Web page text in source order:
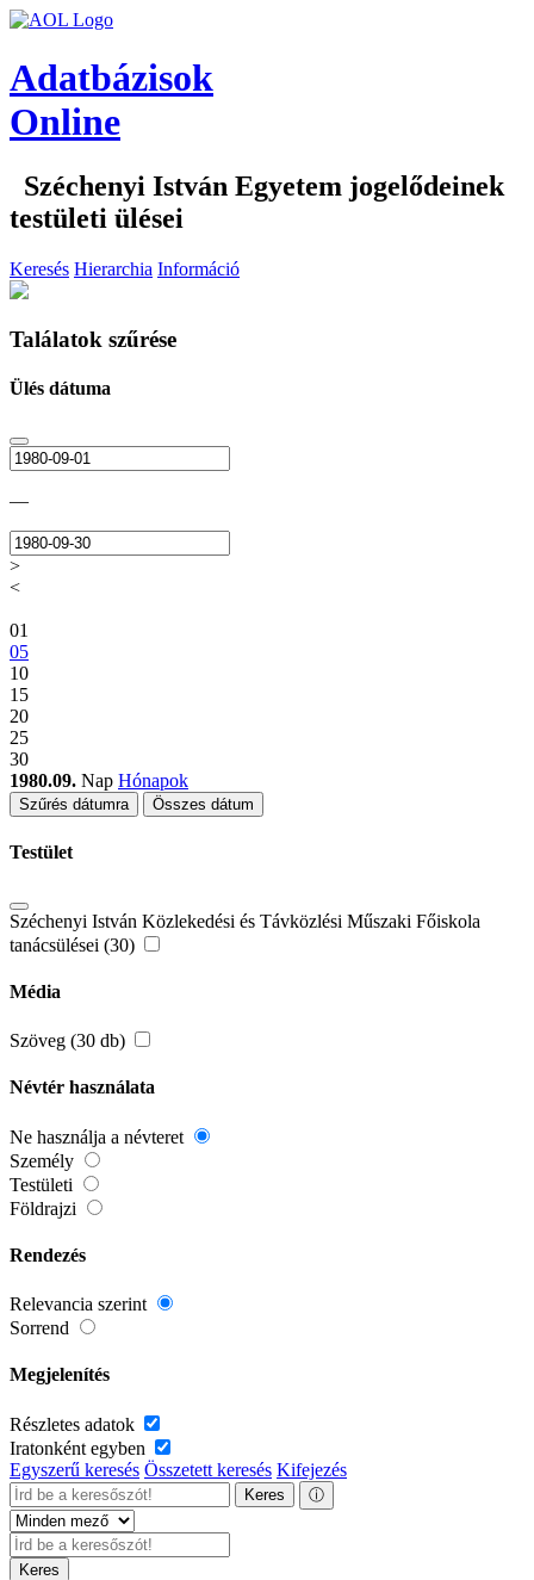
Adatbázisok
Online
Széchenyi István Egyetem jogelődeinek
testületi ülései
Keresés Hierarchia Információ
Találatok szűrése
Ülés dátuma
—
>
<
01
05
10
15
20
25
30
1980.09. Nap Hónapok
Szűrés dátumra Összes dátum
Testület
Széchenyi István Közlekedési és Távközlési Műszaki Főiskola
tanácsülései (30)
Média
Szöveg (30 db)
Névtér használata
Ne használja a névteret
Személy
Testületi
Földrajzi
Rendezés
Relevancia szerint
Sorrend
Megjelenítés
Részletes adatok
Iratonként egyben
Egyszerű keresés Összetett keresés Kifejezés
Keres ⓘ
Keres